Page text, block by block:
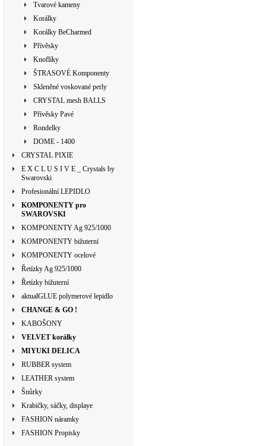
Tvarové kameny
Korálky
Korálky BeCharmed
Přívěsky
Knoflíky
ŠTRASOVÉ Komponenty
Skleněné voskované perly
CRYSTAL mesh BALLS
Přívěsky Pavé
Rondelky
DOME - 1400
CRYSTAL PIXIE
E X C L U S I V E _ Crystals by
Swarovski
Profesionální LEPIDLO
KOMPONENTY pro
SWAROVSKI
KOMPONENTY Ag 925/1000
KOMPONENTY bižuterní
KOMPONENTY ocelové
Řetízky Ag 925/1000
Řetízky bižuterní
aktualGLUE polymerové lepidlo
CHANGE & GO !
KABOŠONY
VELVET korálky
MIYUKI DELICA
RUBBER system
LEATHER system
Šnůrky
Krabičky, sáčky, displaye
FASHION náramky
FASHION Propisky